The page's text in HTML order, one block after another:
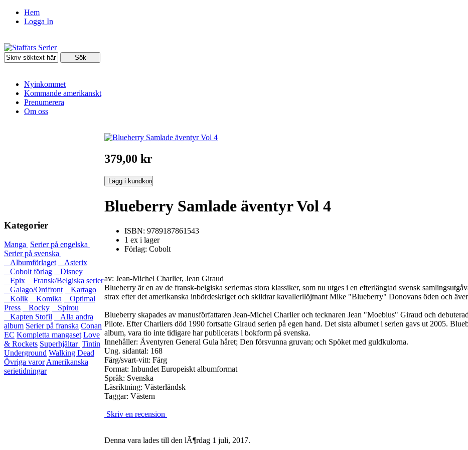
Hem
Logga In
Nyinkommet
Kommande amerikanskt
Prenumerera
Om oss
Kategorier
Manga Serier på engelska
Serier på svenska
Albumförlaget
Asterix
Cobolt förlag
Disney
Epix
Fransk/Belgiska serier
Galago/Ordfront
Kartago
Kolik
Komika
Optimal
Press
Rocky
Spirou
Kapten Stofil
Alla andra
album Serier på franska Conan
EC Kompletta mangaset Love
& Rockets Superhjältar Tintin
Underground Walking Dead
Övriga varorAmerikanska
serietidningar
379,00 kr
Blueberry Samlade äventyr Vol 4
ISBN: 9789187861543
1 ex i lager
Förlag: Cobolt
av: Jean-Michel Charlier, Jean Giraud
Blueberry är en av de fransk-belgiska seriernas stora klassiker, som nu utges i en efterlängtad svensk
strax efter det amerikanska inbördeskriget och skildrar kavallerilöjtnant Mike "Blueberry" Donovans öden och
Blueberry skapades av manusförfattaren Jean-Michel Charlier och tecknaren Jean "Moebius" Giraud och
Pilote. Efter Charliers död 1990 fortsatte Giraud serien på egen hand. Det sista albumet i serien gavs ut 2005.
album, vara tio inte tidigare har publicerats i bokform på svenska.
Innehåller: Äventyren General Gula håret; Den försvunna gruvan; och Spöket med guldkulorna.
Ung. sidantal: 168
Färg/svart-vitt: Färg
Format: Inbundet Europeiskt albumformat
Språk: Svenska
Läsriktning: Västerländsk
Taggar: Västern
Skriv en recension
Denna vara lades till den lÃ¶rdag 1 juli, 2017.